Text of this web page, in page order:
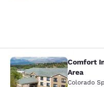
Comfort InnComfort
Area
Colorado